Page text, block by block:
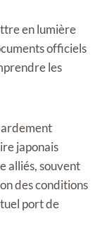
en lumière
officiels
les
japonais
alliés, souvent
des conditions
port de